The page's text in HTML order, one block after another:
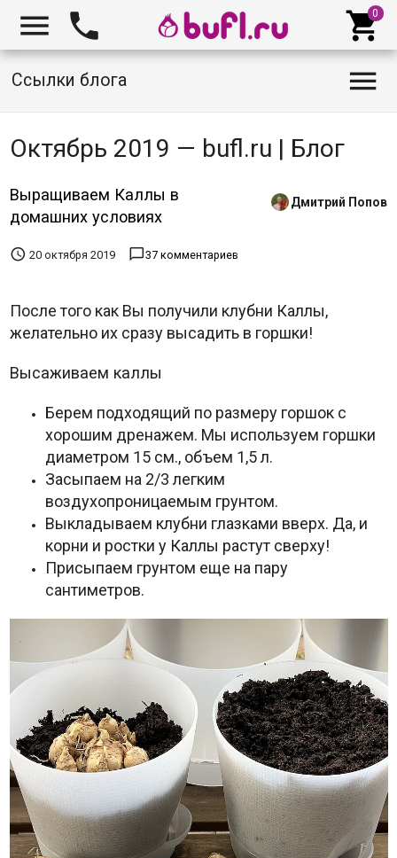
  
Ссылки блога 
Октябрь 2019 — bufl.ru | Блог
Выращиваем Каллы в
домашних условиях
Дмитрий Попов
 20 октября 2019 37 комментариев
После того как Вы получили клубни Каллы,
желательно их сразу высадить в горшки!
Высаживаем каллы
Берем подходящий по размеру горшок с
хорошим дренажем. Мы используем горшки
диаметром 15 см., объем 1,5 л.
Засыпаем на 2/3 легким
воздухопроницаемым грунтом.
Выкладываем клубни глазками вверх. Да, и
корни и ростки у Каллы растут сверху!
Присыпаем грунтом еще на пару
сантиметров.